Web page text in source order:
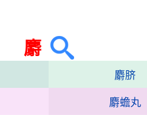
麝
麝脐
麝蟾丸